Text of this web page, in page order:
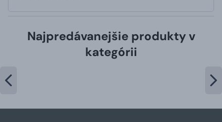
Najpredávanejšie produkty v
kategórii